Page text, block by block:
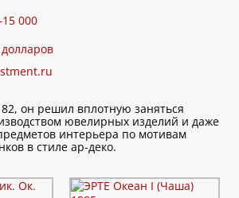
000
он решил вплотную заняться
ювелирных изделий и даже
интерьера по мотивам
в стиле ар-деко.